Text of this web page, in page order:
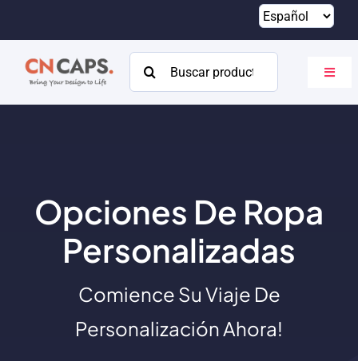
contenido
Buscar:
Catalogar
Acerca de
Opciones De Ropa
Personalizadas
Comience Su Viaje De
Personalización Ahora!